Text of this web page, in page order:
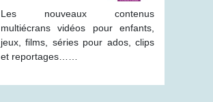
Les nouveaux contenus
multiécrans vidéos pour enfants,
jeux, films, séries pour ados, clips
et reportages……